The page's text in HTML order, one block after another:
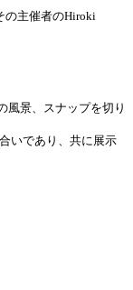
の主催者のHiroki
風景、スナップを切り
いであり、共に展示